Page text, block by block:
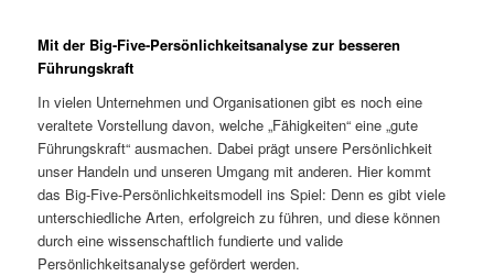
Mit der Big-Five-Persönlichkeitsanalyse zur besseren
Führungskraft
In vielen Unternehmen und Organisationen gibt es noch eine
veraltete Vorstellung davon, welche „Fähigkeiten“ eine „gute
Führungskraft“ ausmachen. Dabei prägt unsere Persönlichkeit
unser Handeln und unseren Umgang mit anderen. Hier kommt
das Big-Five-Persönlichkeitsmodell ins Spiel: Denn es gibt viele
unterschiedliche Arten, erfolgreich zu führen, und diese können
durch eine wissenschaftlich fundierte und valide
Persönlichkeitsanalyse gefördert werden.